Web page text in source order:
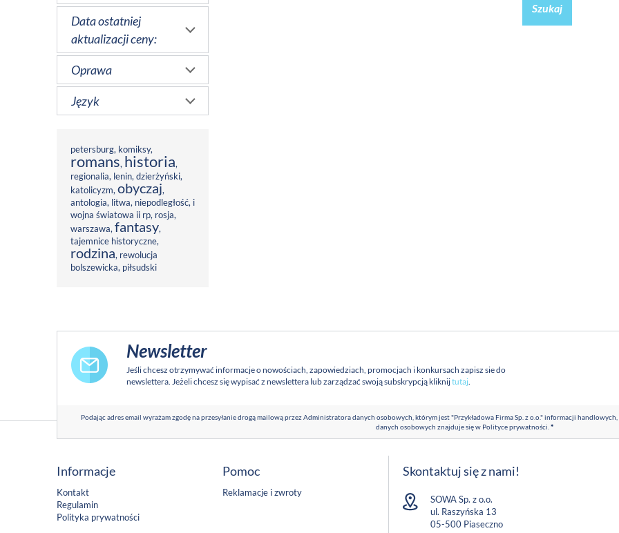
Data ostatniej
aktualizacji ceny:
Oprawa
Język
petersburg, komiksy,
romans, historia,
regionalia, lenin,dzierżyński,
katolicyzm,obyczaj,
antologia, litwa, niepodległość, i
wojna światowa ii rp, rosja,
warszawa,fantasy,
tajemnice historyczne,
rodzina, rewolucja
bolszewicka, piłsudski
Szukaj
Newsletter
Jeśli chcesz otrzymywać informacje o nowościach, zapowiedziach, promocjach i konkursach zapisz sie do
newslettera. Jeżeli chcesz się wypisać z newslettera lub zarządzać swoją subskrypcją kliknijtutaj.
Podając adres email wyrażam zgodę na przesyłanie drogą mailową przez Administratora danych osobowych, którym jest "Przykładowa Firma Sp. z o.o." informacji
danych osobowych znajduje się w Polityce prywatności.*
Informacje
Kontakt
Regulamin
Polityka prywatności
Pomoc
Reklamacje i zwroty
Skontaktuj się z nami!
SOWA Sp. z o.o.
ul. Raszyńska 13
05-500 Piaseczno